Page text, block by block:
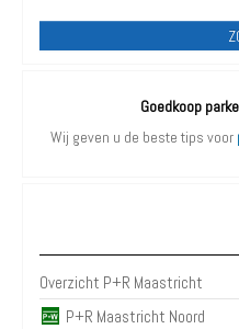
Goedkoop
Wij geven u de beste tips voor
Overzicht P+R Maastricht
P+R Maastricht Noord